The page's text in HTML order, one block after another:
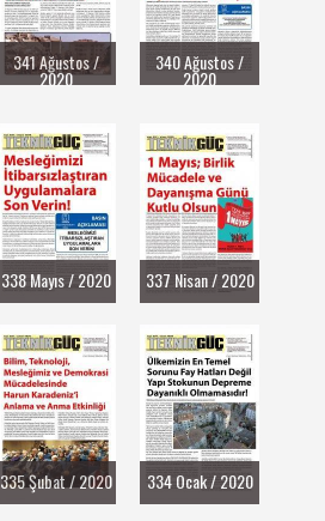
341 Ağustos /
2020
340 Ağustos /
2020
338 Mayıs / 2020 337 Nisan / 2020
335 Şubat / 2020 334 Ocak / 2020